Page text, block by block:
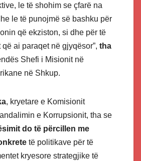
le të shohim se çfarë na
le të punojmë së bashku për
që ekziston, si dhe për të
ai paraqet në gjyqësor”, tha
Shefi i Misionit në
në Shkup.
, kryetare e Komisionit
e Korrupsionit, tha se
do të përcillen me
të politikave për të
kryesore strategjike të